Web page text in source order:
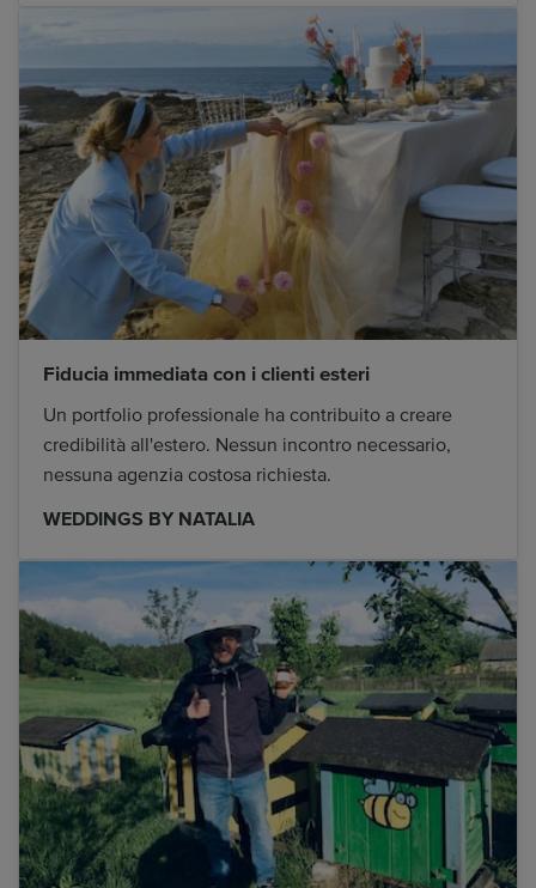
Fiducia immediata con i clienti esteri
Un portfolio professionale ha contribuito a creare
credibilità all'estero. Nessun incontro necessario,
nessuna agenzia costosa richiesta.
WEDDINGS BY NATALIA